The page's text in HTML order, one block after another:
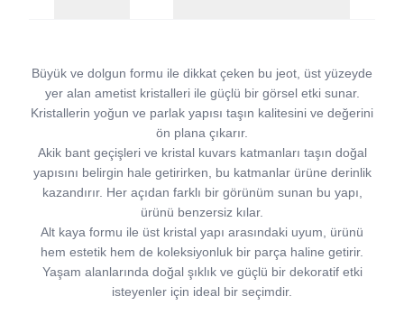
Büyük ve dolgun formu ile dikkat çeken bu jeot, üst yüzeyde
yer alan ametist kristalleri ile güçlü bir görsel etki sunar.
Kristallerin yoğun ve parlak yapısı taşın kalitesini ve değerini
ön plana çıkarır.
Akik bant geçişleri ve kristal kuvars katmanları taşın doğal
yapısını belirgin hale getirirken, bu katmanlar ürüne derinlik
kazandırır. Her açıdan farklı bir görünüm sunan bu yapı,
ürünü benzersiz kılar.
Alt kaya formu ile üst kristal yapı arasındaki uyum, ürünü
hem estetik hem de koleksiyonluk bir parça haline getirir.
Yaşam alanlarında doğal şıklık ve güçlü bir dekoratif etki
isteyenler için ideal bir seçimdir.